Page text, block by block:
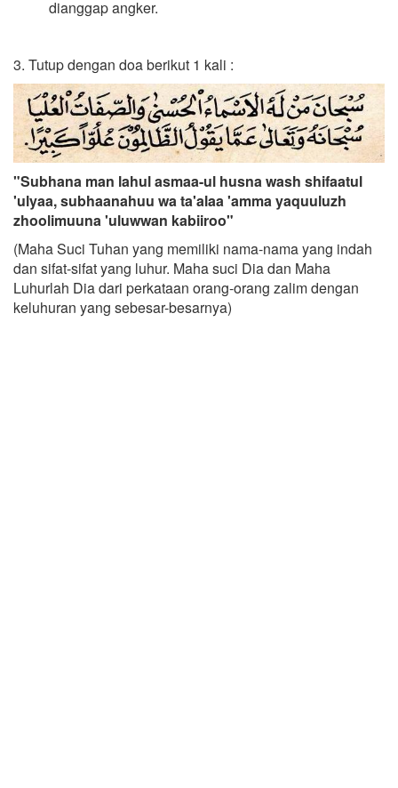
dianggap angker.
3. Tutup dengan doa berikut 1 kali :
"Subhana man lahul asmaa-ul husna wash shifaatul
'ulyaa, subhaanahuu wa ta'alaa 'amma yaquuluzh
zhoolimuuna 'uluwwan kabiiroo"
(Maha Suci Tuhan yang memiliki nama-nama yang indah
dan sifat-sifat yang luhur. Maha suci Dia dan Maha
Luhurlah Dia dari perkataan orang-orang zalim dengan
keluhuran yang sebesar-besarnya)